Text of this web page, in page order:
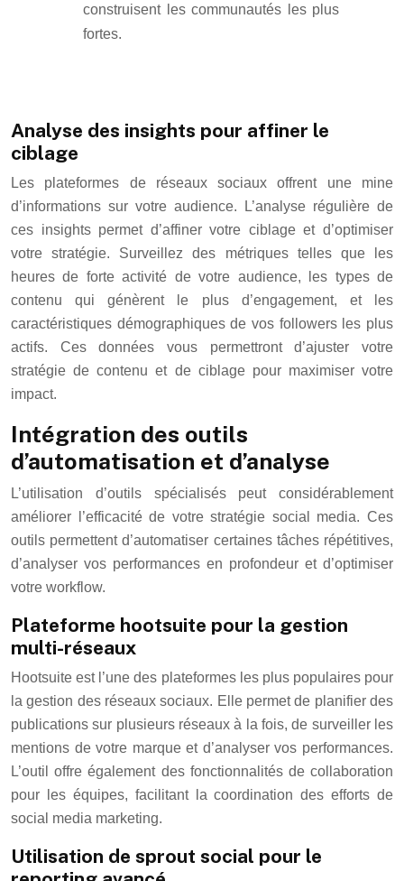
construisent les communautés les plus
fortes.
Analyse des insights pour affiner le
ciblage
Les plateformes de réseaux sociaux offrent une mine
d’informations sur votre audience. L’analyse régulière de
ces insights permet d’affiner votre ciblage et d’optimiser
votre stratégie. Surveillez des métriques telles que les
heures de forte activité de votre audience, les types de
contenu qui génèrent le plus d’engagement, et les
caractéristiques démographiques de vos followers les plus
actifs. Ces données vous permettront d’ajuster votre
stratégie de contenu et de ciblage pour maximiser votre
impact.
Intégration des outils
d’automatisation et d’analyse
L’utilisation d’outils spécialisés peut considérablement
améliorer l’efficacité de votre stratégie social media. Ces
outils permettent d’automatiser certaines tâches répétitives,
d’analyser vos performances en profondeur et d’optimiser
votre workflow.
Plateforme hootsuite pour la gestion
multi-réseaux
Hootsuite est l’une des plateformes les plus populaires pour
la gestion des réseaux sociaux. Elle permet de planifier des
publications sur plusieurs réseaux à la fois, de surveiller les
mentions de votre marque et d’analyser vos performances.
L’outil offre également des fonctionnalités de collaboration
pour les équipes, facilitant la coordination des efforts de
social media marketing.
Utilisation de sprout social pour le